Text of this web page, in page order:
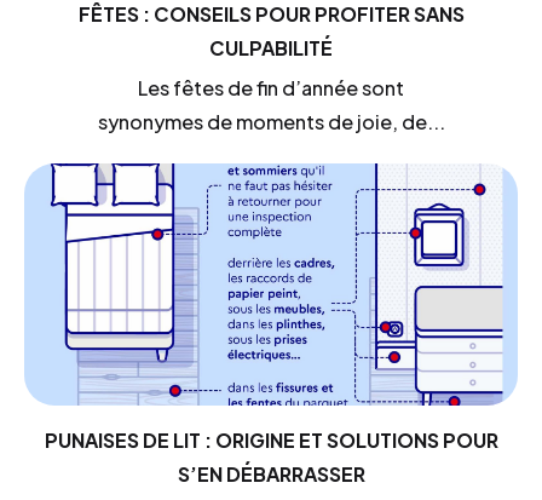
FÊTES : CONSEILS POUR PROFITER SANS
CULPABILITÉ
Les fêtes de fin d’année sont
synonymes de moments de joie, de...
PUNAISES DE LIT : ORIGINE ET SOLUTIONS POUR
S’EN DÉBARRASSER